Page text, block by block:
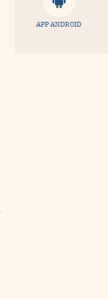
APP ANDROID